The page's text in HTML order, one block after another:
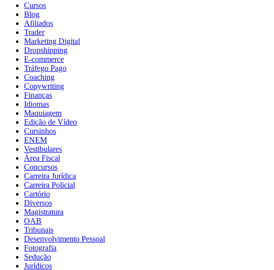
Cursos
Blog
Afiliados
Trader
Marketing Digital
Dropshipping
E-commerce
Tráfego Pago
Coaching
Copywriting
Finanças
Idiomas
Maquiagem
Edição de Vídeo
Cursinhos
ENEM
Vestibulares
Área Fiscal
Concursos
Carreira Jurídica
Carreira Policial
Cartório
Diversos
Magistratura
OAB
Tribunais
Desenvolvimento Pessoal
Fotografia
Sedução
Jurídicos